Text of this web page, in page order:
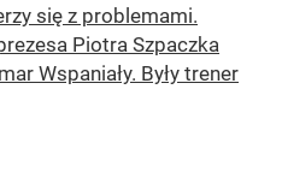
się z problemami.
Piotra Szpaczka
Wspaniały. Były trener